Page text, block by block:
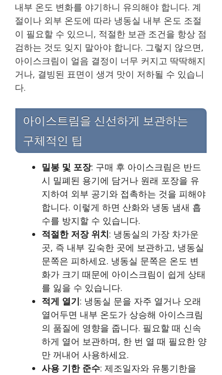
내부 온도 변화를 야기하니 유의해야 합니다. 계
절이나 외부 온도에 따라 냉동실 내부 온도 조절
이 필요할 수 있으니, 적절한 보관 조건을 항상 점
검하는 것도 잊지 말아야 합니다. 그렇지 않으면,
아이스크림이 얼음 결정이 너무 커지고 딱딱해지
거나, 결빙된 표면이 생겨 맛이 저하될 수 있습니
다.
아이스트림을 신선하게 보관하는
구체적인 팁
밀봉 및 포장: 구매 후 아이스크림은 반드
시 밀폐된 용기에 담거나 원래 포장을 유
지하여 외부 공기와 접촉하는 것을 피해야
합니다. 이렇게 하면 산화와 냉동 냄새 흡
수를 방지할 수 있습니다.
적절한 저장 위치: 냉동실의 가장 차가운
곳, 즉 내부 깊숙한 곳에 보관하고, 냉동실
문쪽은 피하세요. 냉동실 문쪽은 온도 변
화가 크기 때문에 아이스크림이 쉽게 상태
를 잃을 수 있습니다.
적게 열기: 냉동실 문을 자주 열거나 오래
열어두면 내부 온도가 상승해 아이스크림
의 품질에 영향을 줍니다. 필요할 때 신속
하게 열어 보관하며, 한 번 열 때 필요한 양
만 꺼내어 사용하세요.
사용 기한 준수: 제조일자와 유통기한을